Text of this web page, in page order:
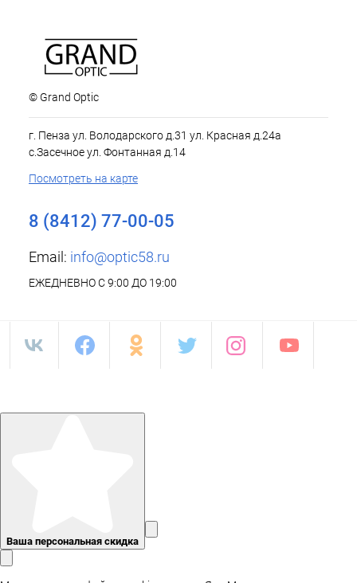
© Grand Optic
г. Пенза ул. Володарского д.31 ул. Красная д.24а
с.Засечное ул. Фонтанная д.14
Посмотреть на карте
8 (8412) 77-00-05
Email: info@optic58.ru
ЕЖЕДНЕВНО С 9:00 ДО 19:00
Ваша персональная скидка